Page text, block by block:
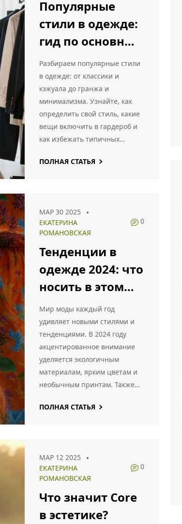
Популярные
стили в одежде:
гид по основным
направлениям
моды
Разбираем популярные стили
в одежде: от классики и
кэжуала до гранжа и
минимализма. Узнайте, как
определить свой стиль, какие
вещи включить в гардероб и
как избежать типичных
ПОЛНАЯ СТАТЬЯ
МАР 30 2025
ЕКАТЕРИНА
РОМАНОВСКАЯ
0
Тенденции в
одежде 2024: что
носить в этом
году?
Мир моды каждый год
удивляет новыми стилями и
тенденциями. В 2024 году
акцентированное внимание
уделяется экологичным
материалам, ярким цветам и
необычным принтам. Также
ретро-стили, возвращающие
гардероб в этом сезоне, чтобы
оставаться в тренде.
ПОЛНАЯ СТАТЬЯ
МАР 12 2025
ЕКАТЕРИНА
РОМАНОВСКАЯ
0
Что значит Core
в эстетике?